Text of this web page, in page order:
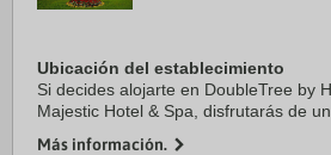
Ubicación del establecimiento
Si decides alojarte en DoubleTree by
Majestic Hotel & Spa, disfrutarás de
Más información.